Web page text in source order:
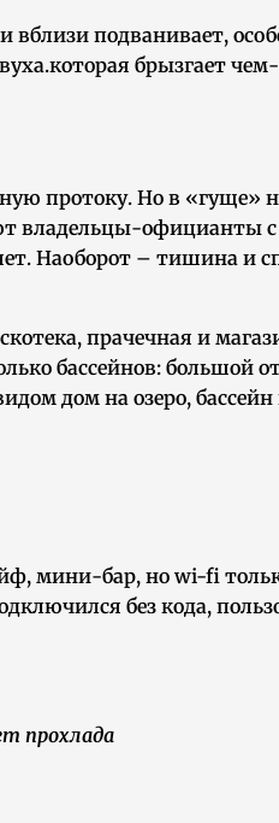
подванивает,
брызгает
протоку. Но в «гуще»
владельцы-официанты
Наоборот – тишина и
прачечная и
бассейнов: большой
дом на озеро,
мини-бар, но wi-fi
без кода,
прохлада